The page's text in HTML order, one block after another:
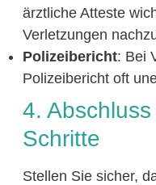
ärztliche Atteste
Verletzungen
Polizeibericht: Bei
Polizeibericht oft
4.
Schritte
Stellen Sie sicher,